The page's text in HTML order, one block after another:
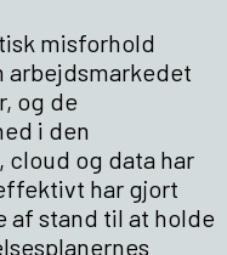
misforhold
og de
i den
og data har
har gjort
af stand til at holde